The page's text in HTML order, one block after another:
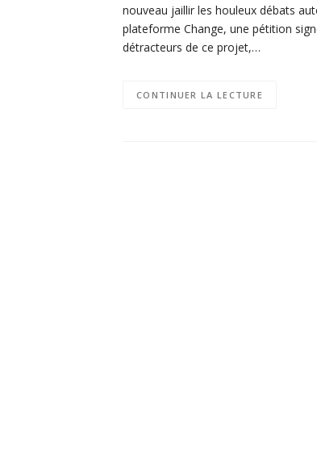
nouveau jaillir les houleux débats
plateforme Change, une pétition
détracteurs de ce projet,…
CONTINUER LA LECTURE